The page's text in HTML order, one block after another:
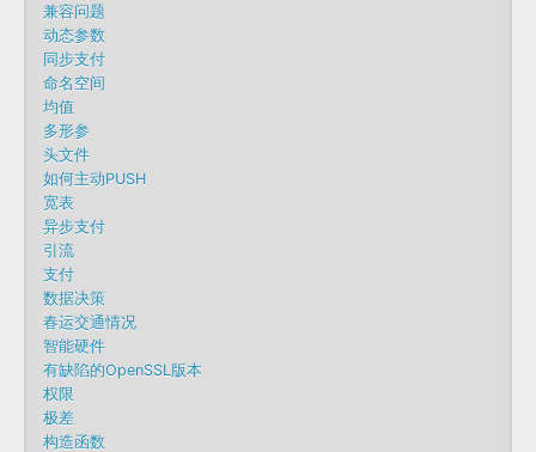
兼容问题
动态参数
同步支付
命名空间
均值
多形参
头文件
如何主动PUSH
宽表
异步支付
引流
支付
数据决策
春运交通情况
智能硬件
有缺陷的OpenSSL版本
权限
极差
构造函数